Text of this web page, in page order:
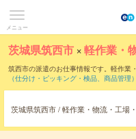
メニュー
茨城県筑西市 ×軽作業・
筑西市の派遣のお仕事情報です。軽作業
（仕分け・ピッキング・検品、商品管理）
茨城県筑西市 / 軽作業・物流・工場